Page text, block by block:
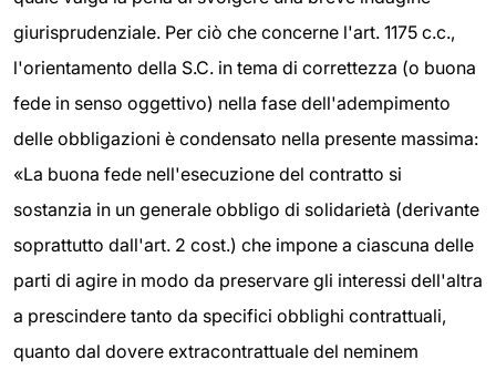
giurisprudenziale. Per ciò che concerne l'art. 1175 c.c.,
l'orientamento della S.C. in tema di correttezza (o buona
fede in senso oggettivo) nella fase dell'adempimento
delle obbligazioni è condensato nella presente massima:
«La buona fede nell'esecuzione del contratto si
sostanzia in un generale obbligo di solidarietà (derivante
soprattutto dall'art. 2 cost.) che impone a ciascuna delle
parti di agire in modo da preservare gli interessi dell'altra
a prescindere tanto da specifici obblighi contrattuali,
quanto dal dovere extracontrattuale del neminem